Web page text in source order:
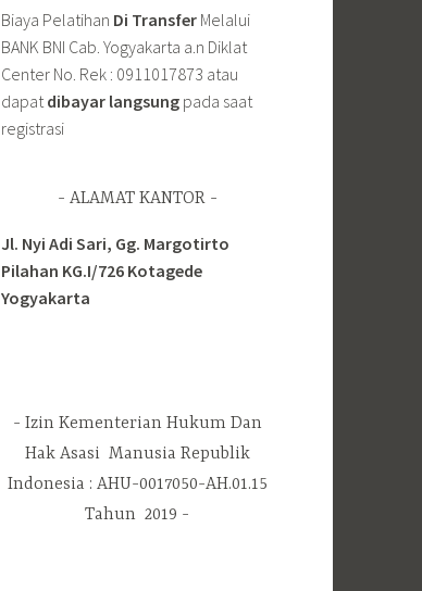
Biaya Pelatihan Di Transfer Melalui
BANK BNI Cab. Yogyakarta a.n Diklat
Center No. Rek : 0911017873 atau
dapat dibayar langsung pada saat
registrasi
ALAMAT KANTOR
Jl. Nyi Adi Sari, Gg. Margotirto
Pilahan KG.I/726 Kotagede
Yogyakarta
Izin Kementerian Hukum Dan
Hak Asasi Manusia Republik
Indonesia : AHU-0017050-AH.01.15
Tahun 2019